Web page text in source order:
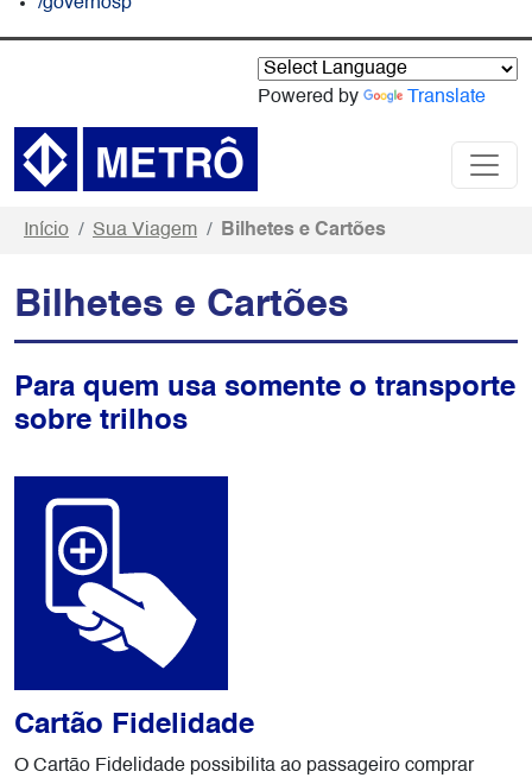
/governosp
Powered by Translate
Início Sua Viagem Bilhetes e Cartões
Bilhetes e Cartões
Para quem usa somente o transporte
sobre trilhos
Cartão Fidelidade
O Cartão Fidelidade possibilita ao passageiro comprar